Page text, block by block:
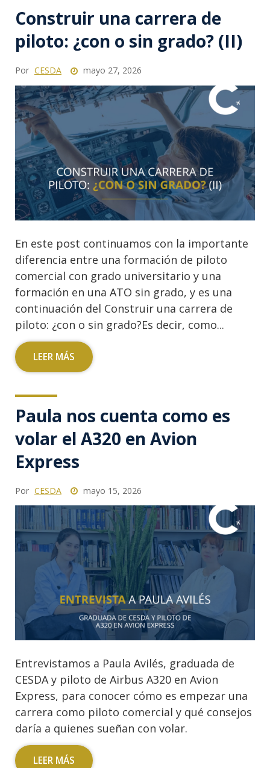
Construir una carrera de
piloto: ¿con o sin grado? (II)
Por CESDA mayo 27, 2026
En este post continuamos con la importante
diferencia entre una formación de piloto
comercial con grado universitario y una
formación en una ATO sin grado, y es una
continuación del Construir una carrera de
piloto: ¿con o sin grado?Es decir, como...
LEER MÁS
Paula nos cuenta como es
volar el A320 en Avion
Express
Por CESDA mayo 15, 2026
Entrevistamos a Paula Avilés, graduada de
CESDA y piloto de Airbus A320 en Avion
Express, para conocer cómo es empezar una
carrera como piloto comercial y qué consejos
daría a quienes sueñan con volar.
LEER MÁS